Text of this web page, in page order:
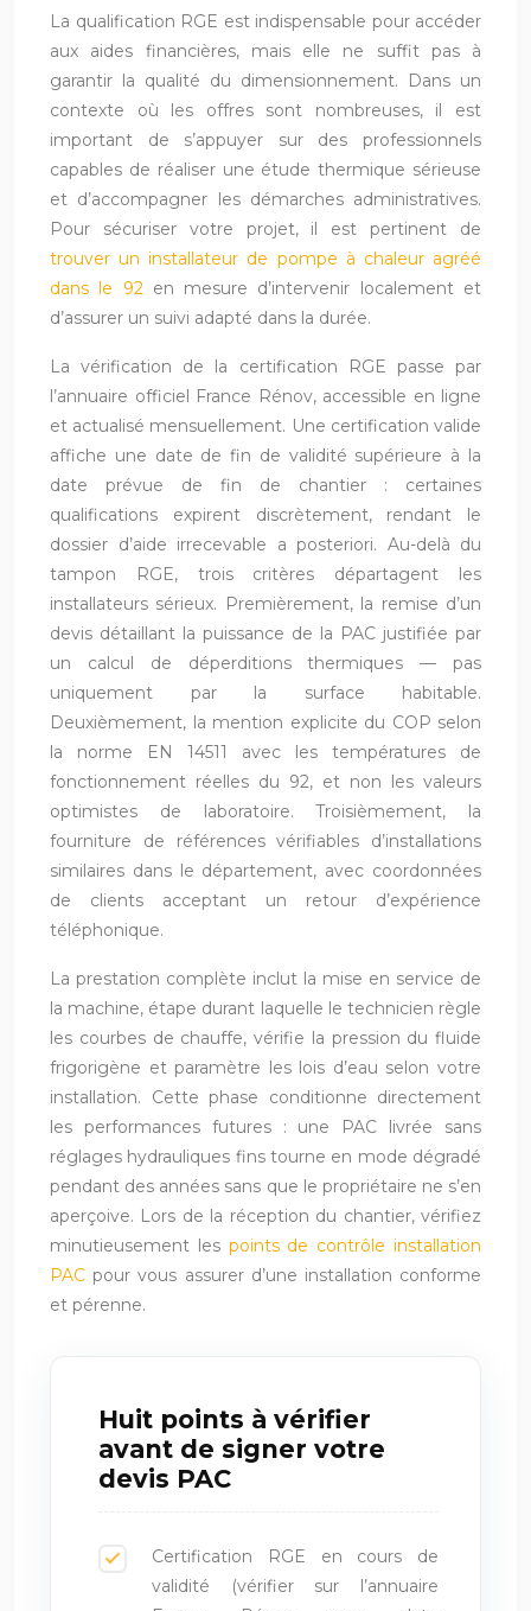
La qualification RGE est indispensable pour accéder
aux aides financières, mais elle ne suffit pas à
garantir la qualité du dimensionnement. Dans un
contexte où les offres sont nombreuses, il est
important de s’appuyer sur des professionnels
capables de réaliser une étude thermique sérieuse
et d’accompagner les démarches administratives.
Pour sécuriser votre projet, il est pertinent de
trouver un installateur de pompe à chaleur agréé
dans le 92en mesure d’intervenir localement et
d’assurer un suivi adapté dans la durée.
La vérification de la certification RGE passe par
l’annuaire officiel France Rénov, accessible en ligne
et actualisé mensuellement. Une certification valide
affiche une date de fin de validité supérieure à la
date prévue de fin de chantier : certaines
qualifications expirent discrètement, rendant le
dossier d’aide irrecevable a posteriori. Au-delà du
tampon RGE, trois critères départagent les
installateurs sérieux. Premièrement, la remise d’un
devis détaillant la puissance de la PAC justifiée par
un calcul de déperditions thermiques — pas
uniquement par la surface habitable.
Deuxièmement, la mention explicite du COP selon
la norme EN 14511 avec les températures de
fonctionnement réelles du 92, et non les valeurs
optimistes de laboratoire. Troisièmement, la
fourniture de références vérifiables d’installations
similaires dans le département, avec coordonnées
de clients acceptant un retour d’expérience
téléphonique.
La prestation complète inclut la mise en service de
la machine, étape durant laquelle le technicien règle
les courbes de chauffe, vérifie la pression du fluide
frigorigène et paramètre les lois d’eau selon votre
installation. Cette phase conditionne directement
les performances futures : une PAC livrée sans
réglages hydrauliques fins tourne en mode dégradé
pendant des années sans que le propriétaire ne s’en
aperçoive. Lors de la réception du chantier, vérifiez
minutieusement les points de contrôle installation
PAC pour vous assurer d’une installation conforme
et pérenne.
Huit points à vérifier
avant de signer votre
devis PAC
Certification RGE en cours de
validité (vérifier sur l’annuaire